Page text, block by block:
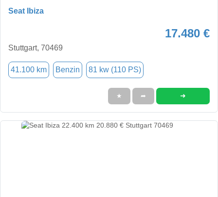
Seat Ibiza
17.480 €
Stuttgart, 70469
41.100 km Benzin 81 kw (110 PS)
★ ➦ ➜